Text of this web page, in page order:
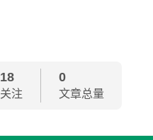
18
关注
0
文章总量